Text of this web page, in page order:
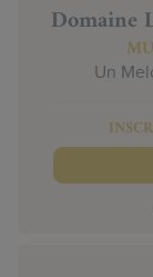
Domaine
Un